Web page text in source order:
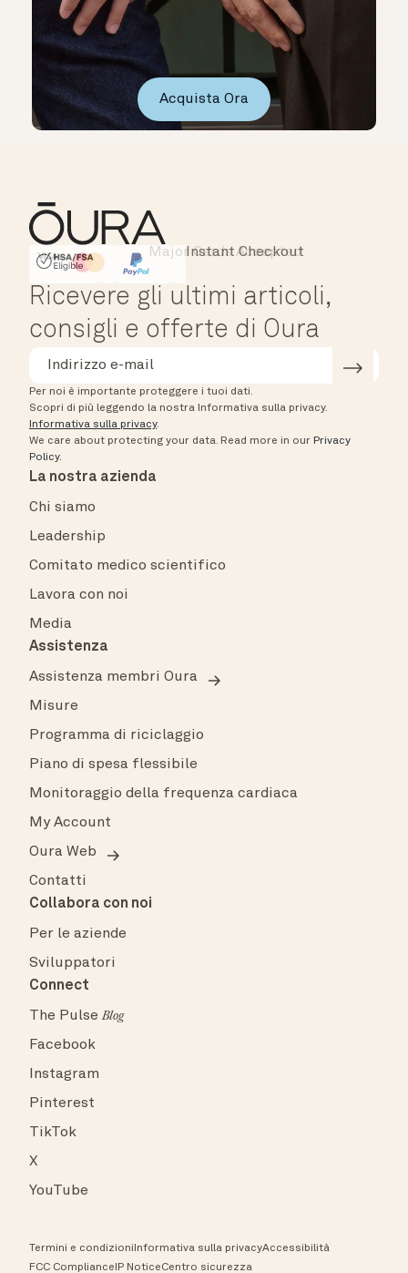
Acquista Ora
HSA/FSA Eligible
Affirm
Instant Checkout
Major Cards Accepted
Ricevere gli ultimi articoli,
consigli e offerte di Oura
Per noi è importante proteggere i tuoi dati.
Scopri di più leggendo la nostra Informativa sulla privacy.
Informativa sulla privacy.
We care about protecting your data. Read more in our Privacy
Policy.
La nostra azienda
Chi siamo
Leadership
Comitato medico scientifico
Lavora con noi
Media
Assistenza
Assistenza membri Oura
Misure
Programma di riciclaggio
Piano di spesa flessibile
Monitoraggio della frequenza cardiaca
My Account
Oura Web
Contatti
Collabora con noi
Per le aziende
Sviluppatori
Connect
The PulseBlog
Facebook
Instagram
Pinterest
TikTok
X
YouTube
Termini e condizioni Informativa sulla privacyAccessibilità
FCC Compliance IP NoticeCentro sicurezza